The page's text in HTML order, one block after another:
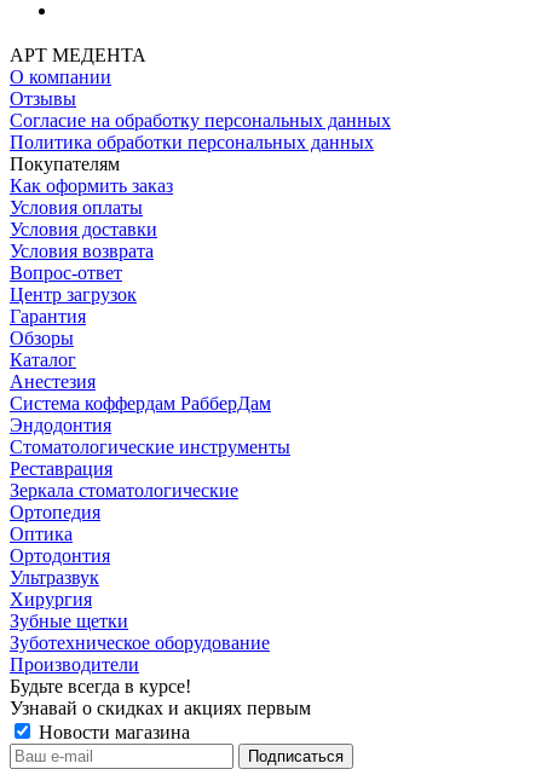
АРТ МЕДЕНТА
О компании
Отзывы
Согласие на обработку персональных данных
Политика обработки персональных данных
Покупателям
Как оформить заказ
Условия оплаты
Условия доставки
Условия возврата
Вопрос-ответ
Центр загрузок
Гарантия
Обзоры
Каталог
Анестезия
Система коффердам РабберДам
Эндодонтия
Стоматологические инструменты
Реставрация
Зеркала стоматологические
Ортопедия
Оптика
Ортодонтия
Ультразвук
Хирургия
Зубные щетки
Зуботехническое оборудование
Производители
Будьте всегда в курсе!
Узнавай о скидках и акциях первым
Новости магазина